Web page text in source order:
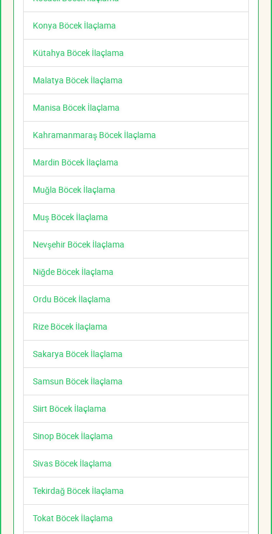
Konya Böcek İlaçlama
Kütahya Böcek İlaçlama
Malatya Böcek İlaçlama
Manisa Böcek İlaçlama
Kahramanmaraş Böcek İlaçlama
Mardin Böcek İlaçlama
Muğla Böcek İlaçlama
Muş Böcek İlaçlama
Nevşehir Böcek İlaçlama
Niğde Böcek İlaçlama
Ordu Böcek İlaçlama
Rize Böcek İlaçlama
Sakarya Böcek İlaçlama
Samsun Böcek İlaçlama
Siirt Böcek İlaçlama
Sinop Böcek İlaçlama
Sivas Böcek İlaçlama
Tekirdağ Böcek İlaçlama
Tokat Böcek İlaçlama